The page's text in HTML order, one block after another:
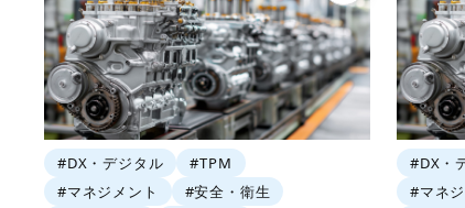
#DX・デジタル
#TPM
#マネジメント
#安全・衛生
#DX・
#マネ